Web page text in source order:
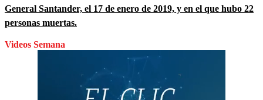
General Santander, el 17 de enero de 2019, y en el que hubo 22
personas muertas.
Videos Semana